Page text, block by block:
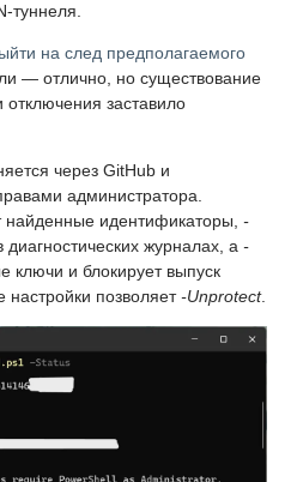
туннеля.
на след предполагаемого
— отлично, но существование
отключения заставило
через GitHub и
администратора.
найденные идентификаторы, -
журналах, а -
ключи и блокирует выпуск
настройки позволяет-Unprotect.